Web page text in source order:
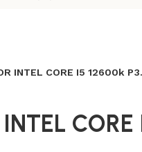
INTEL CORE I5 12600k